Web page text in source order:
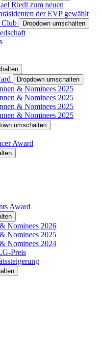
Riedl zum neuen
der EVP gewählt
Club
Dropdown umschalten
Dropdown umschalten
& Nominees 2025
& Nominees 2025
& Nominees 2025
& Nominees 2025
umschalten
Award
Award
Nominees 2026
Nominees 2025
Nominees 2024
Preis